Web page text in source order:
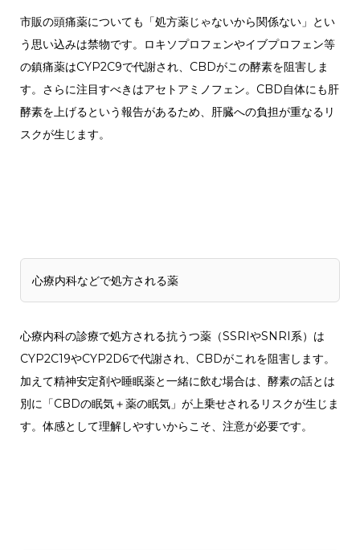
市販の頭痛薬についても「処方薬じゃないから関係ない」とい
う思い込みは禁物です。ロキソプロフェンやイブプロフェン等
の鎮痛薬はCYP2C9で代謝され、CBDがこの酵素を阻害しま
す。さらに注目すべきはアセトアミノフェン。CBD自体にも肝
酵素を上げるという報告があるため、肝臓への負担が重なるリ
スクが生じます。
心療内科などで処方される薬
心療内科の診療で処方される抗うつ薬（SSRIやSNRI系）は
CYP2C19やCYP2D6で代謝され、CBDがこれを阻害します。
加えて精神安定剤や睡眠薬と一緒に飲む場合は、酵素の話とは
別に「CBDの眠気＋薬の眠気」が上乗せされるリスクが生じま
す。体感として理解しやすいからこそ、注意が必要です。